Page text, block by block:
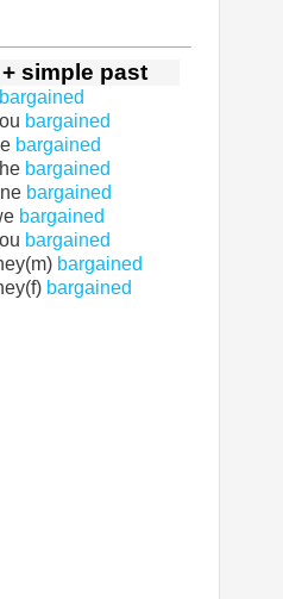
simple past
bargained
bargained
bargained
bargained
bargained
bargained
bargained
bargained
bargained